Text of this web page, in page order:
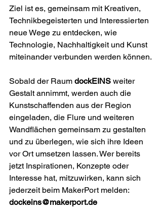
Ziel ist es, gemeinsam mit Kreativen,
Technikbegeisterten und Interessierten
neue Wege zu entdecken, wie
Technologie, Nachhaltigkeit und Kunst
miteinander verbunden werden können.
Sobald der Raum dockEINS weiter
Gestalt annimmt, werden auch die
Kunstschaffenden aus der Region
eingeladen, die Flure und weiteren
Wandflächen gemeinsam zu gestalten
und zu überlegen, wie sich ihre Ideen
vor Ort umsetzen lassen. Wer bereits
jetzt Inspirationen, Konzepte oder
Interesse hat, mitzuwirken, kann sich
jederzeit beim MakerPort melden:
dockeins@makerport.de